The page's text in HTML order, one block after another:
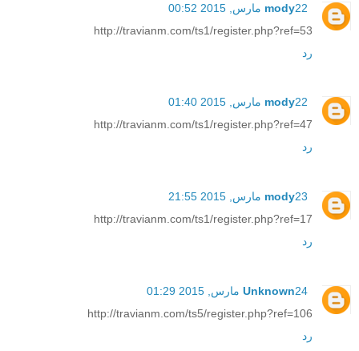
mody22 مارس, 2015 00:52
http://travianm.com/ts1/register.php?ref=53
رد
mody22 مارس, 2015 01:40
http://travianm.com/ts1/register.php?ref=47
رد
mody23 مارس, 2015 21:55
http://travianm.com/ts1/register.php?ref=17
رد
Unknown24 مارس, 2015 01:29
http://travianm.com/ts5/register.php?ref=106
رد